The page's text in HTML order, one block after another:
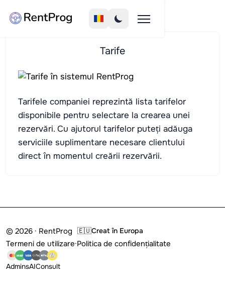
Tarife
Tarifele companiei reprezintă lista tarifelor
disponibile pentru selectare la crearea unei
rezervări. Cu ajutorul tarifelor puteți adăuga
serviciile suplimentare necesare clientului
direct în momentul creării rezervării.
© 2026 · RentProg 🇪🇺Creat în Europa
Termeni de utilizare·Politica de confidențialitate
AdminsAIConsult